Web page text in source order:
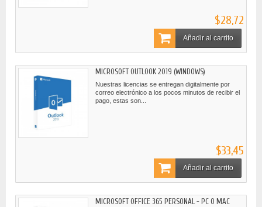
$28,72
Añadir al carrito
MICROSOFT OUTLOOK 2019 (WINDOWS)
Nuestras licencias se entregan digitalmente por
correo electrónico a los pocos minutos de recibir el
pago, estas son...
$33,45
Añadir al carrito
MICROSOFT OFFICE 365 PERSONAL - PC O MAC